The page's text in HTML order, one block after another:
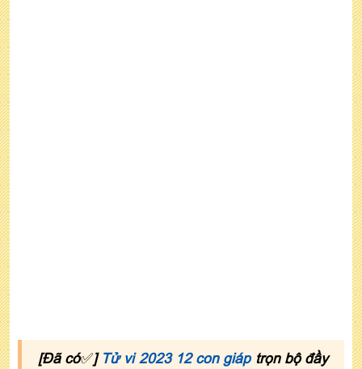
[Đã có✅] Tử vi 2023 12 con giáptrọn bộ đầy